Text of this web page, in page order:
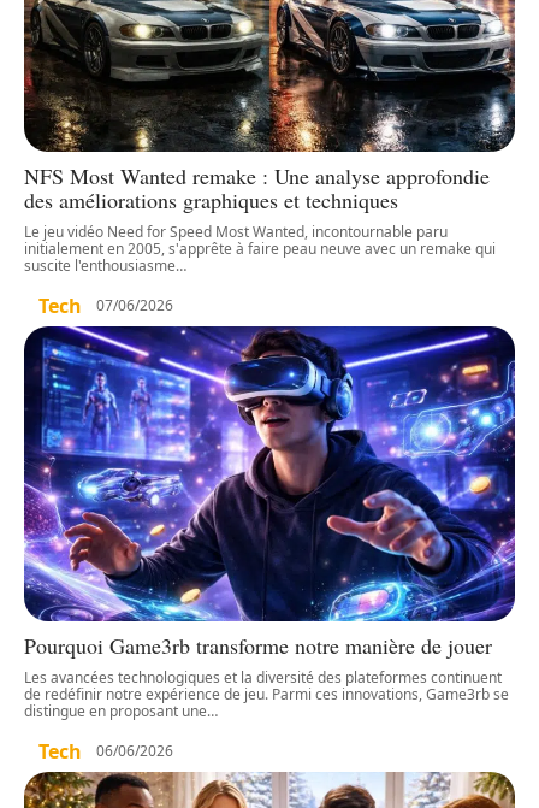
NFS Most Wanted remake : Une analyse approfondie
des améliorations graphiques et techniques
Le jeu vidéo Need for Speed Most Wanted, incontournable paru
initialement en 2005, s'apprête à faire peau neuve avec un remake qui
suscite l'enthousiasme…
Tech 07/06/2026
Pourquoi Game3rb transforme notre manière de jouer
Les avancées technologiques et la diversité des plateformes continuent
de redéfinir notre expérience de jeu. Parmi ces innovations, Game3rb se
distingue en proposant une…
Tech 06/06/2026